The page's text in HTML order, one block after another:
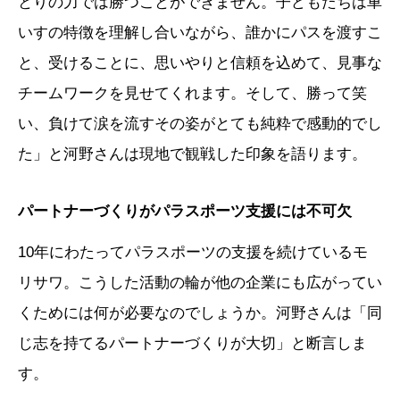
いすの特徴を理解し合いながら、誰かにパスを渡すこ
と、受けることに、思いやりと信頼を込めて、見事な
チームワークを見せてくれます。そして、勝って笑
い、負けて涙を流すその姿がとても純粋で感動的でし
た」と河野さんは現地で観戦した印象を語ります。
パートナーづくりがパラスポーツ支援には不可欠
10年にわたってパラスポーツの支援を続けているモ
リサワ。こうした活動の輪が他の企業にも広がってい
くためには何が必要なのでしょうか。河野さんは「同
じ志を持てるパートナーづくりが大切」と断言しま
す。